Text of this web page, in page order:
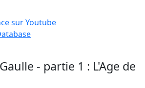
sur Youtube
- partie 1 : L'Age de